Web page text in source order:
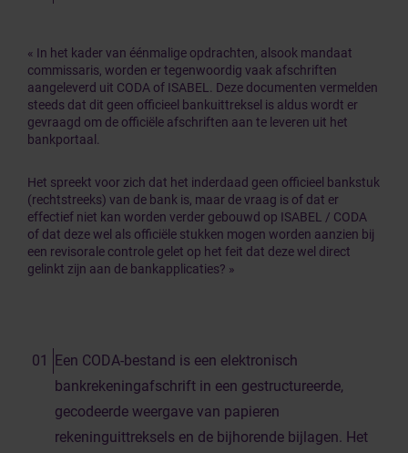
« In het kader van éénmalige opdrachten, alsook mandaat
commissaris, worden er tegenwoordig vaak afschriften
aangeleverd uit CODA of ISABEL. Deze documenten vermelden
steeds dat dit geen officieel bankuittreksel is aldus wordt er
gevraagd om de officiële afschriften aan te leveren uit het
bankportaal.
Het spreekt voor zich dat het inderdaad geen officieel bankstuk
(rechtstreeks) van de bank is, maar de vraag is of dat er
effectief niet kan worden verder gebouwd op ISABEL / CODA
of dat deze wel als officiële stukken mogen worden aanzien bij
een revisorale controle gelet op het feit dat deze wel direct
gelinkt zijn aan de bankapplicaties? »
Een CODA-bestand is een elektronisch
bankrekeningafschrift in een gestructureerde,
gecodeerde weergave van papieren
rekeninguittreksels en de bijhorende bijlagen. Het